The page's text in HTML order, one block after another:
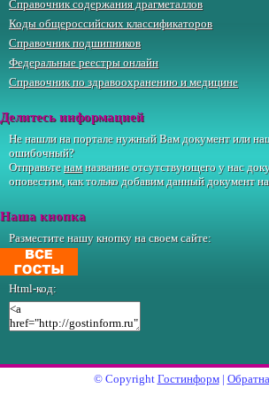
Справочник содержания драгметаллов
Коды общероссийских классификаторов
Справочник подшипников
Федеральные реестры онлайн
Справочник по здравоохранению и медицине
Делитесь информацией
Не нашли на портале нужный Вам документ или
ошибочный?
Отправьтенамназвание отсутствующего у нас
оповестим, как только добавим данный документ на
Наша кнопка
Разместите нашу кнопку на своем сайте:
Html-код:
© Copyright Гостинформ|